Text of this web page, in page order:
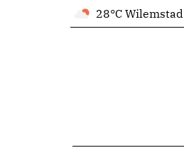
28°C Wilemstad